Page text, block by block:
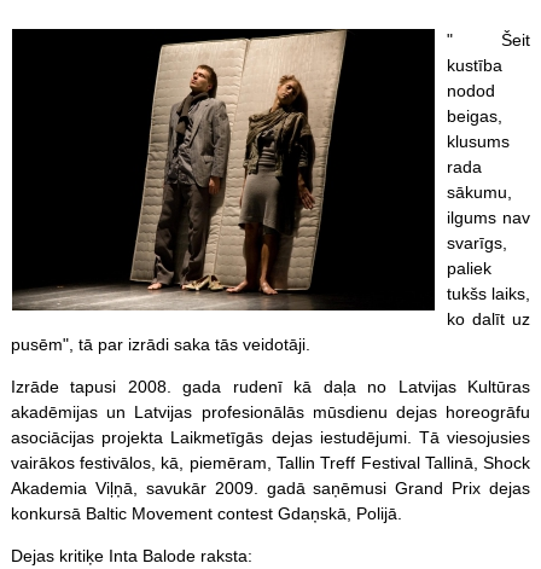
" Šeit
kustība
nodod
beigas,
klusums
rada
sākumu,
ilgums nav
svarīgs,
paliek
tukšs laiks,
ko dalīt uz
pusēm", tā par izrādi saka tās veidotāji.
Izrāde tapusi 2008. gada rudenī kā daļa no Latvijas Kultūras
akadēmijas un Latvijas profesionālās mūsdienu dejas horeogrāfu
asociācijas projekta Laikmetīgās dejas iestudējumi. Tā viesojusies
vairākos festivālos, kā, piemēram, Tallin Treff Festival Tallinā, Shock
Akademia Viļņā, savukār 2009. gadā saņēmusi Grand Prix dejas
konkursā Baltic Movement contest Gdaņskā, Polijā.
Dejas kritiķe Inta Balode raksta: